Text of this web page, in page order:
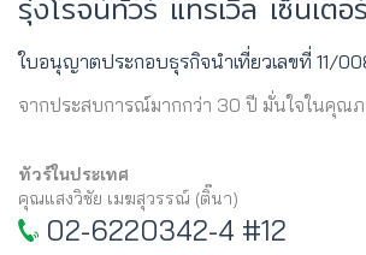
ใบอนุญาตประกอบธุรกิจนำเที่ยวเลขที่ 11/
จากประสบการณ์มากกว่า 30 ปี มั่นใจในคุณ
ทัวร์ในประเทศ
คุณแสงวิชัย เมฆสุวรรณ์ (ติ๊นา)
02-6220342-4 #12